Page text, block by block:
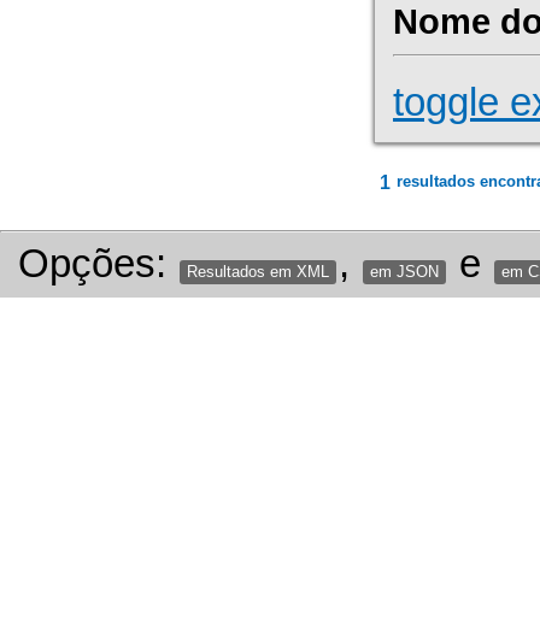
Nome
toggle
1 resultados
Opções: Resultados em XML , em JSON e em